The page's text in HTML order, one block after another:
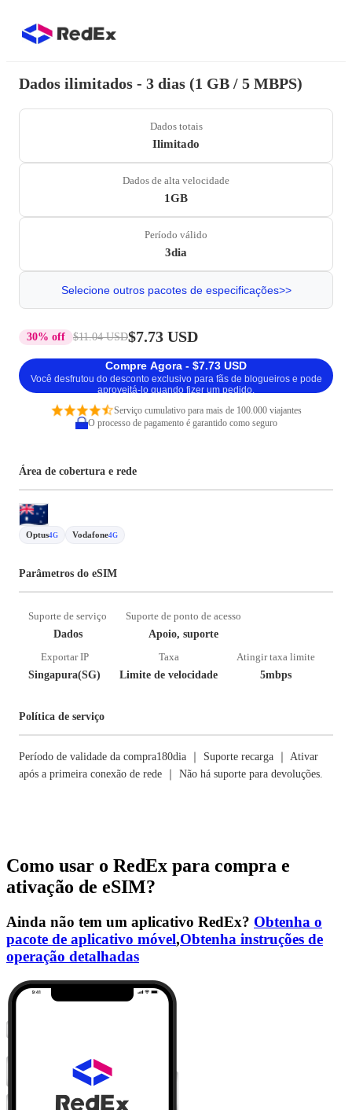
Dados ilimitados - 3 dias (1 GB / 5 MBPS)
Dados totais
Ilimitado
Dados de alta velocidade
1GB
Período válido
3dia
Selecione outros pacotes de especificações>>
30% off $11.04 USD$7.73 USD
Compre Agora - $7.73 USD
Você desfrutou do desconto exclusivo para fãs de blogueiros e pode
aproveitá-lo quando fizer um pedido.
Serviço cumulativo para mais de 100.000 viajantes
O processo de pagamento é garantido como seguro
Área de cobertura e rede
Optus4G Vodafone4G
Parâmetros do eSIM
Suporte de serviço
Dados
Suporte de ponto de acesso
Apoio, suporte
Exportar IP
Singapura(SG)
Taxa
Limite de velocidade
Atingir taxa limite
5mbps
Política de serviço
Período de validade da compra180dia ｜ Suporte recarga ｜ Ativar
após a primeira conexão de rede ｜ Não há suporte para devoluções.
Como usar o RedEx para compra e
ativação de eSIM?
Ainda não tem um aplicativo RedEx? Obtenha o
pacote de aplicativo móvel,Obtenha instruções de
operação detalhadas